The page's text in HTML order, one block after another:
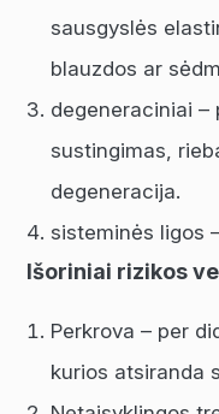
sausgyslės
blauzdos ar
degeneraciniai –
sustingimas,
degeneracija.
sisteminės ligos
Išoriniai rizikos
Perkrova – per
kurios atsiranda